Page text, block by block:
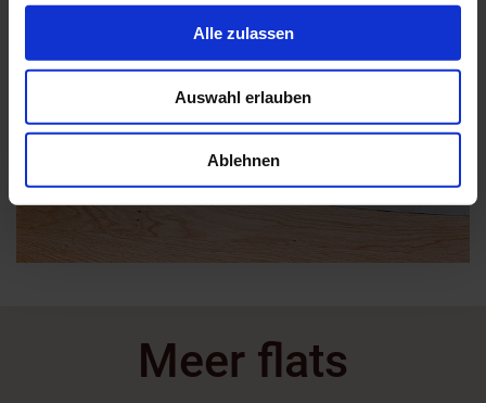
Wir verwenden Cookies, um Inhalte und Anzeigen zu
zu können und die Zugriffe auf unsere Website zu
analysieren. Außerdem geben wir Informationen zu Ihrer
Verwendung unserer Website an unsere Partner für
soziale Medien, Werbung und Analysen weiter. Unsere
Partner führen diese Informationen möglicherweise mit
weiteren Daten zusammen, die Sie ihnen bereitgestellt
haben oder die sie im Rahmen Ihrer Nutzung der Dienste
Alle zulassen
Auswahl erlauben
Ablehnen
Meer flats